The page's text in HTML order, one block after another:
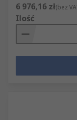
6 976,16 zł(bez
Ilość